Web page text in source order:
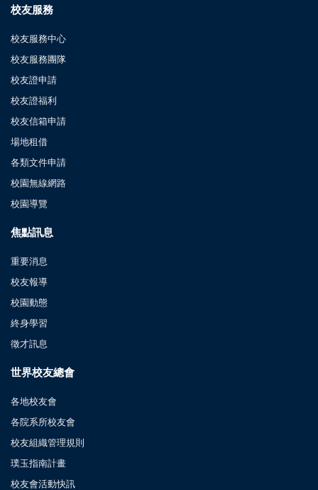
校友服務
校友服務中心
校友服務團隊
校友證申請
校友證福利
校友信箱申請
場地租借
各類文件申請
校園無線網路
校園導覽
焦點訊息
重要消息
校友報導
校園動態
終身學習
徵才訊息
世界校友總會
各地校友會
各院系所校友會
校友組織管理規則
璞玉指南計畫
校友會活動快訊